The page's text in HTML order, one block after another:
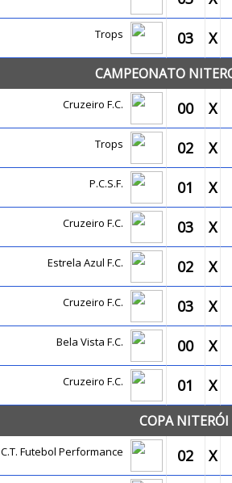
Trops 03 X
CAMPEONATO
Cruzeiro F.C. 00 X
Trops 02 X
P.C.S.F. 01 X
Cruzeiro F.C. 03 X
Estrela Azul F.C. 02 X
Cruzeiro F.C. 03 X
Bela Vista F.C. 00 X
Cruzeiro F.C. 01 X
COPA
C.T. Futebol Performance 02 X